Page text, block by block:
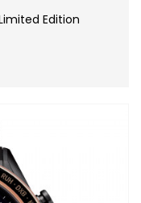
Edition